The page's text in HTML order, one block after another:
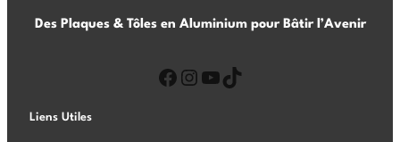
Des Plaques & Tôles en Aluminium pour Bâtir l’Avenir
Liens Utiles